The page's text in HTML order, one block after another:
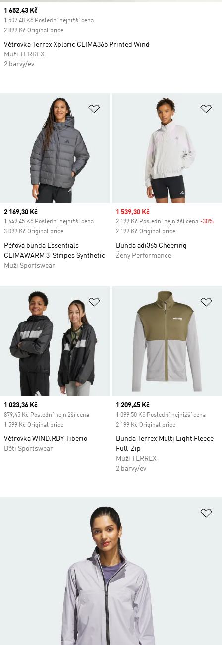
Přidat do seznamu přání
Current price
2 169,30 Kč
1 649,45 Kč Poslední nejnižší cena
3 099 Kč Original price
Péřová bunda Essentials
CLIMAWARM 3-Stripes Synthetic
Muži Sportswear
Sale price
1 539,30 Kč
2 199 Kč Poslední nejnižší cena -30%
2 199 Kč Original price
Bunda adi365 Cheering
Ženy Performance
Přidat do seznamu přání
Current price
1 023,36 Kč
879,45 Kč Poslední nejnižší cena
1 599 Kč Original price
Větrovka WIND.RDY Tiberio
Děti Sportswear
Current price
1 209,45 Kč
1 099,50 Kč Poslední nejnižší cena
2 199 Kč Original price
Bunda Terrex Multi Light Fleece
Full-Zip
Muži TERREX
2 barvy/ev
Current price
1 652,43 Kč
1 507,48 Kč Poslední nejnižší cena
2 899 Kč Original price
Větrovka Terrex Xploric CLIMA365 Printed Wind
Muži TERREX
2 barvy/ev